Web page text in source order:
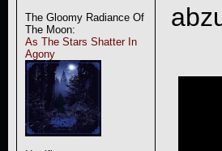
The Gloomy Radiance Of
The Moon:
As The Stars Shatter In
Agony